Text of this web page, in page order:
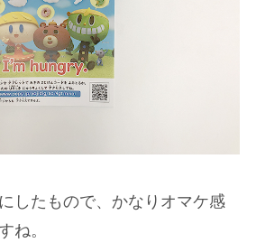
したもので、かなりオマケ感
ね。